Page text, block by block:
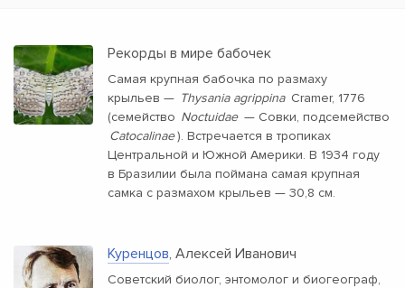
Рекорды в мире бабочек
Самая крупная бабочка по размаху
крыльев — Thysania agrippina Cramer, 1776
(семейство Noctuidae — Совки, подсемейство
Catocalinae ). Встречается в тропиках
Центральной и Южной Америки. В 1934 году
в Бразилии была поймана самая крупная
самка с размахом крыльев — 30,8 см.
Куренцов, Алексей Иванович
Советский биолог, энтомолог и биогеограф,